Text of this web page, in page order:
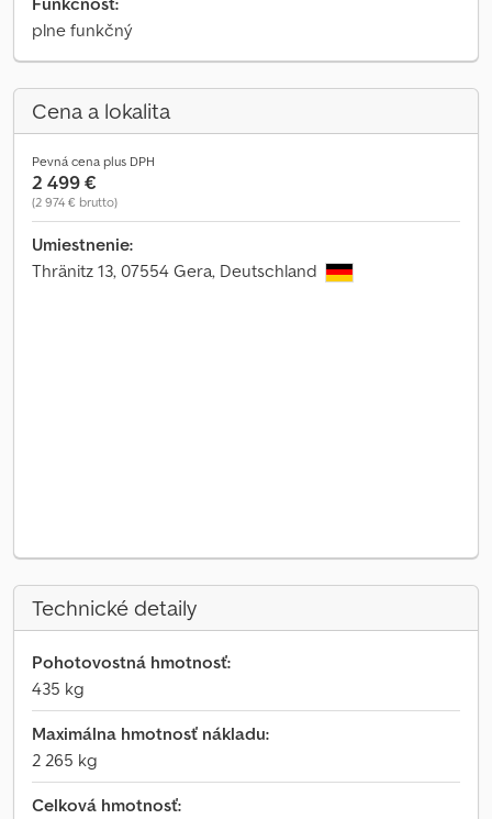
plne funkčný
Cena a lokalita
Pevná cena plus DPH
2 499 €
(2 974 € brutto)
Umiestnenie:
Thränitz 13, 07554 Gera, Deutschland
Technické detaily
Pohotovostná hmotnosť:
435 kg
Maximálna hmotnosť nákladu:
2 265 kg
Celková hmotnosť: